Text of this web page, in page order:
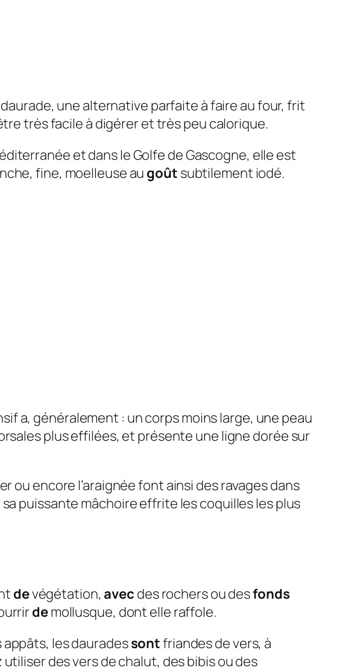
une alternative parfaite à faire au four, frit
très facile à digérer et très peu calorique.
et dans le Golfe de Gascogne, elle est
fine, moelleuse au goût subtilement iodé.
a, généralement : un corps moins large, une peau
plus effilées, et présente une ligne dorée sur
ou encore l’araignée font ainsi des ravages dans
puissante mâchoire effrite les coquilles les plus
devégétation,avec des rochers ou desfonds
demollusque, dont elle raffole.
appâts, les dauradessontfriandes de vers, à
des vers de chalut, des bibis ou des